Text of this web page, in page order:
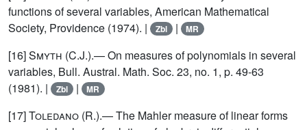
functions of several variables, American Mathematical
Society, Providence (1974). |
Zbl | MR
[16]Smyth (C.J.).— On measures of polynomials in several
variables, Bull. Austral. Math. Soc. 23, no. 1, p. 49-63
(1981). |
Zbl | MR
[17]Toledano (R.).— The Mahler measure of linear forms